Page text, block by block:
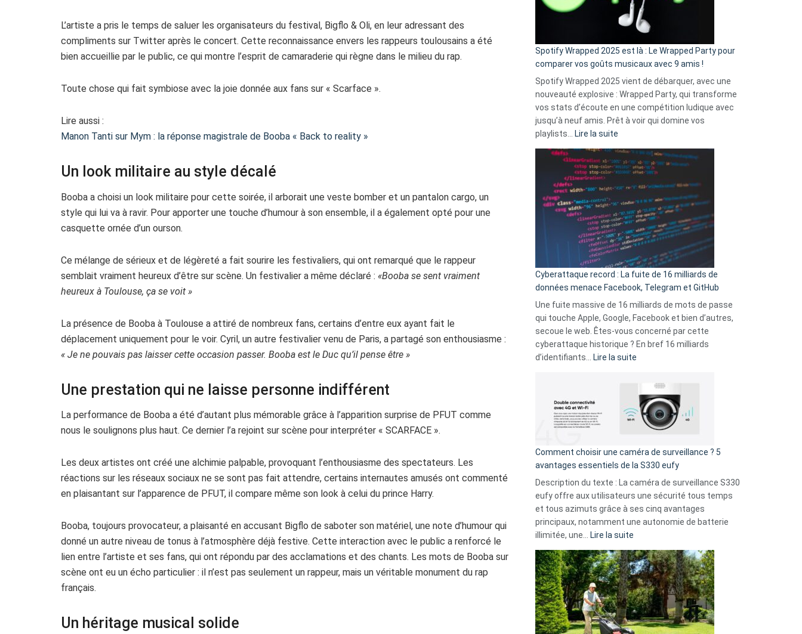
L’artiste a pris le temps de saluer les organisateurs du festival, Bigflo & Oli, en leur adressant des
compliments sur Twitter après le concert. Cette reconnaissance envers les rappeurs toulousains a été
bien accueillie par le public, ce qui montre l’esprit de camaraderie qui règne dans le milieu du rap.
Toute chose qui fait symbiose avec la joie donnée aux fans sur « Scarface ».
Lire aussi :
Manon Tanti sur Mym : la réponse magistrale de Booba « Back to reality »
Un look militaire au style décalé
Booba a choisi un look militaire pour cette soirée, il arborait une veste bomber et un pantalon cargo, un
style qui lui va à ravir. Pour apporter une touche d’humour à son ensemble, il a également opté pour une
casquette ornée d’un ourson.
Ce mélange de sérieux et de légèreté a fait sourire les festivaliers, qui ont remarqué que le rappeur
semblait vraiment heureux d’être sur scène. Un festivalier a même déclaré : «Booba se sent vraiment
heureux à Toulouse, ça se voit »
La présence de Booba à Toulouse a attiré de nombreux fans, certains d’entre eux ayant fait le
déplacement uniquement pour le voir. Cyril, un autre festivalier venu de Paris, a partagé son enthousiasme :
« Je ne pouvais pas laisser cette occasion passer. Booba est le Duc qu’il pense être »
Une prestation qui ne laisse personne indifférent
La performance de Booba a été d’autant plus mémorable grâce à l’apparition surprise de PFUT comme
nous le soulignons plus haut. Ce dernier l’a rejoint sur scène pour interpréter « SCARFACE ».
Les deux artistes ont créé une alchimie palpable, provoquant l’enthousiasme des spectateurs. Les
réactions sur les réseaux sociaux ne se sont pas fait attendre, certains internautes amusés ont commenté
en plaisantant sur l’apparence de PFUT, il compare même son look à celui du prince Harry.
Booba, toujours provocateur, a plaisanté en accusant Bigflo de saboter son matériel, une note d’humour qui
donné un autre niveau de tonus à l’atmosphère déjà festive. Cette interaction avec le public a renforcé le
lien entre l’artiste et ses fans, qui ont répondu par des acclamations et des chants. Les mots de Booba sur
scène ont eu un écho particulier : il n’est pas seulement un rappeur, mais un véritable monument du rap
français.
Un héritage musical solide
pas
de
cash
»
Solly
change
la
vie
sans-
abri
en
3
secondes
Spotify Wrapped 2025 est là : Le Wrapped Party pour
comparer vos goûts musicaux avec 9 amis !
Spotify Wrapped 2025 vient de débarquer, avec une
nouveauté explosive : Wrapped Party, qui transforme
vos stats d’écoute en une compétition ludique avec
jusqu’à neuf amis. Prêt à voir qui domine vos
playlists…
Lire la suite
Wrapped
2025
est
:
Le
Wrapped
Party
pour
comparer
vos
goûts
musicaux
avec
9
amis
Cyberattaque record : La fuite de 16 milliards de
données menace Facebook, Telegram et GitHub
Une fuite massive de 16 milliards de mots de passe
qui touche Apple, Google, Facebook et bien d’autres,
secoue le web. Êtes-vous concerné par cette
cyberattaque historique ? En bref 16 milliards
d’identifiants…
Lire la suite
record
La
fuite
16
milliards
données
menace
Facebook,
Telegram
GitHub
Comment choisir une caméra de surveillance ? 5
avantages essentiels de la S330 eufy
Description du texte : La caméra de surveillance S330
eufy offre aux utilisateurs une sécurité tous temps
et tous azimuts grâce à ses cinq avantages
principaux, notamment une autonomie de batterie
illimitée, une…
Lire la suite
choisir
une
caméra
de
surveillance
?